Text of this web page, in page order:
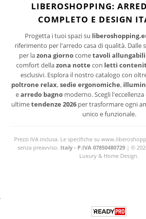
I suoi dati personali verranno trattati per le finalità
Per maggiori informazioni sul trattamento dei dati
LIBEROSHOPPING:
COMPLETO E DESIGN
Progetta i tuoi spazi su
riferimento per l'arredo casa di qualità. Dalle
per lazona giornocometavoli allungabili
comfort dellazona notte con letti
esclusivi. Esplora il nostro catalogo con
poltrone relax,sedie ergonomiche,
earredo bagno moderno. Scegli l'eccellenza
ultimetendenze 2026 per trasformare ogni
unico e funzionale.
Prezzi IVA inclusa. Le specifiche su
senza preavviso. Italy - P.IVA 07850480729| ©
Luxury & Home Design.